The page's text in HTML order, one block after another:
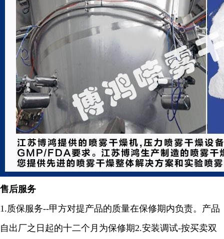
售后服务
1.质保服务--甲方对提产品的质量在保修期内负责。产品
自出厂之日起的十二个月为保修期2.安装调试-按买卖双